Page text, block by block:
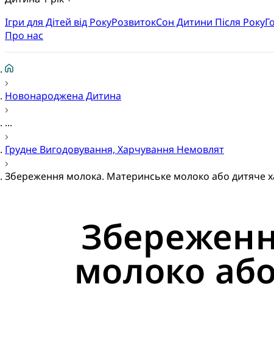
Ігри для Дітей від РокуРозвитокCон Дитини Після Року
Про нас
Новонароджена Дитина
...
Грудне Вигодовування, Харчування Немовлят
Збереження молока. Материнське молоко або дитяче
молоко